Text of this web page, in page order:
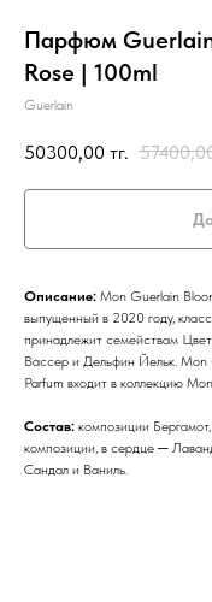
Парфюм
Rose | 100ml
Guerlain
50300,00 тг.
Описание: Mon Guerlain
выпущенный в 2020 году,
принадлежит семействам
Вассер и Дельфин Йельк. Mon
Parfum входит в коллекцию
Состав: композиции
композиции, в сердце ─
Сандал и Ваниль.